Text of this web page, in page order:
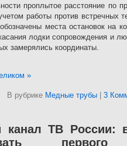
проплытое расстояние по
работы против встречных
места остановок на
лодки cопровождения и
замерялись координаты.
»
В рубрике Медные трубы| 3
канал ТВ России:
первого